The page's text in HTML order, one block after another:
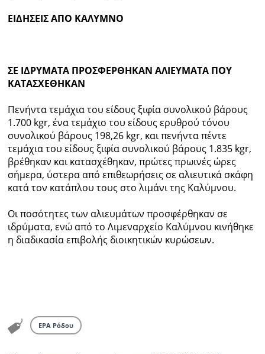
ΕΙΔΗΣΕΙΣ ΑΠΟ ΚΑΛΥΜΝΟ
ΣΕ ΙΔΡΥΜΑΤΑ ΠΡΟΣΦΕΡΘΗΚΑΝ ΑΛΙΕΥΜΑΤΑ ΠΟΥ
ΚΑΤΑΣΧΕΘΗΚΑΝ
Πενήντα τεμάχια του είδους ξιφία συνολικού βάρους
1.700 kgr, ένα τεμάχιο του είδους ερυθρού τόνου
συνολικού βάρους 198,26 kgr, και πενήντα πέντε
τεμάχια του είδους ξιφία συνολικού βάρους 1.835 kgr,
βρέθηκαν και κατασχέθηκαν, πρώτες πρωινές ώρες
σήμερα, ύστερα από επιθεωρήσεις σε αλιευτικά σκάφη
κατά τον κατάπλου τους στο λιμάνι της Καλύμνου.
Οι ποσότητες των αλιευμάτων προσφέρθηκαν σε
ιδρύματα, ενώ από το Λιμεναρχείο Καλύμνου κινήθηκε
η διαδικασία επιβολής διοικητικών κυρώσεων.
ΕΡΑ Ρόδου